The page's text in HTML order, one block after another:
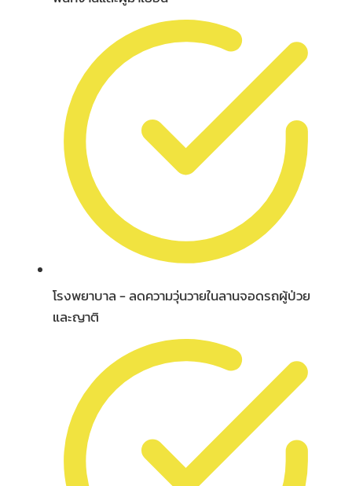
โรงพยาบาล - ลดความวุ่นวายในลานจอดรถผู้ป่วย
และญาติ